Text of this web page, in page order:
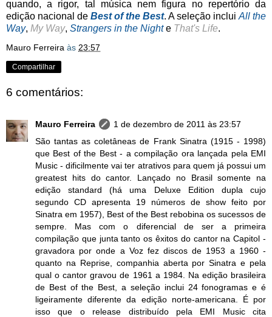
quando, a rigor, tal música nem figura no repertório da
edição nacional de Best of the Best. A seleção inclui All the
Way, My Way, Strangers in the Nighte That's Life.
Mauro Ferreira às 23:57
Compartilhar
6 comentários:
Mauro Ferreira
1 de dezembro de 2011 às 23:57
São tantas as coletâneas de Frank Sinatra (1915 - 1998)
que Best of the Best - a compilação ora lançada pela EMI
Music - dificilmente vai ter atrativos para quem já possui um
greatest hits do cantor. Lançado no Brasil somente na
edição standard (há uma Deluxe Edition dupla cujo
segundo CD apresenta 19 números de show feito por
Sinatra em 1957), Best of the Best rebobina os sucessos de
sempre. Mas com o diferencial de ser a primeira
compilação que junta tanto os êxitos do cantor na Capitol -
gravadora por onde a Voz fez discos de 1953 a 1960 -
quanto na Reprise, companhia aberta por Sinatra e pela
qual o cantor gravou de 1961 a 1984. Na edição brasileira
de Best of the Best, a seleção inclui 24 fonogramas e é
ligeiramente diferente da edição norte-americana. É por
isso que o release distribuído pela EMI Music cita